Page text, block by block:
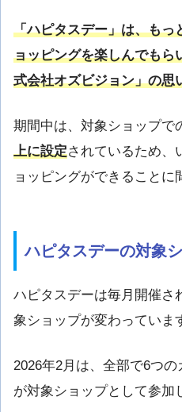
「ハピタスデー」は、もっ
ョッピングを楽しんでもら
式会社オズビジョン」の思
期間中は、対象ショップで
上に設定されているため、
ョッピングができることに
ハピタスデーの対象
ハピタスデーは毎月開催さ
象ショップが変わっていま
2026年2月は、全部で6つ
が対象ショップとして参加